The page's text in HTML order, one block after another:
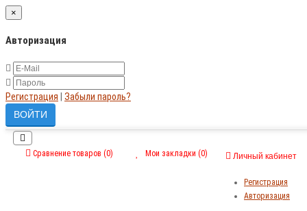
×
Авторизация
Регистрация Забыли пароль?
Личный кабинет
Регистрация
Авторизация
Мои закладки (0)
Сравнение товаров (0)